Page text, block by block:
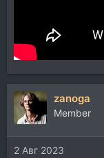
zanoga
Member
2 Авг 2023